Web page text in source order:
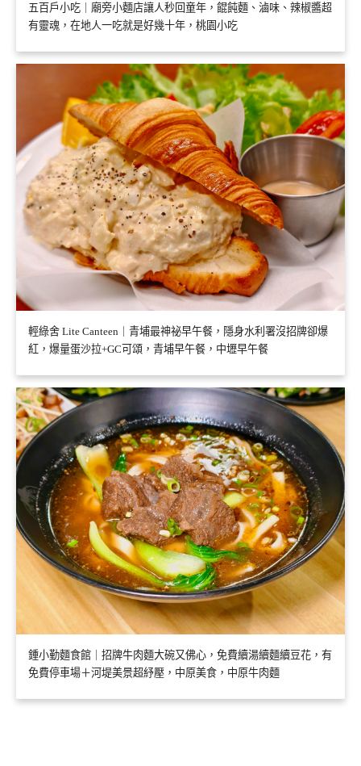
五百戶小吃｜廟旁小麵店讓人秒回童年，餛飩麵、滷味、辣椒醬超
有靈魂，在地人一吃就是好幾十年，桃園小吃
輕綠舍 Lite Canteen｜青埔最神祕早午餐，隱身水利署沒招牌卻爆
紅，爆量蛋沙拉+GC可頌，青埔早午餐，中壢早午餐
鍾小勤麵食館｜招牌牛肉麵大碗又佛心，免費續湯續麵續豆花，有
免費停車場＋河堤美景超紓壓，中原美食，中原牛肉麵